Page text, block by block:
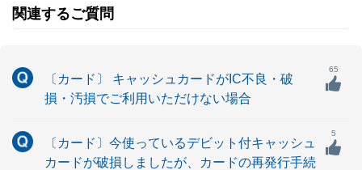
関連するご質問
〔カード〕 キャッシュカードがIC不良・破
損・汚損でご利用いただけない場合
65
〔カード〕今使っているデビット付キャッシュ
カードが破損しましたが、カードの再発行手続
5